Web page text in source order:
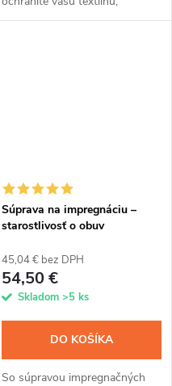
semišovú a membránovú obuv
Súprava na impregnáciu –
starostlivosť o obuv
45,04 € bez DPH
54,50 €
Skladom >5 ks
DO KOŠÍKA
So súpravou impregnačných